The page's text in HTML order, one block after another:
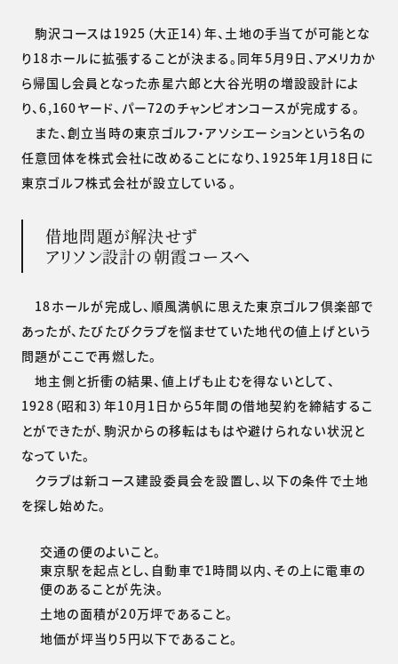
駒沢コースは1925（大正14）年、土地の手当てが可能とな
り18ホールに拡張することが決まる。同年5月9日、アメリカか
ら帰国し会員となった赤星六郎と大谷光明の増設設計によ
り、6,160ヤード、パー72のチャンピオンコースが完成する。
また、創立当時の東京ゴルフ・アソシエーションという名の
任意団体を株式会社に改めることになり、1925年1月18日に
東京ゴルフ株式会社が設立している。
借地問題が解決せず
アリソン設計の朝霞コースへ
18ホールが完成し、順風満帆に思えた東京ゴルフ倶楽部で
あったが、たびたびクラブを悩ませていた地代の値上げという
問題がここで再燃した。
地主側と折衝の結果、値上げも止むを得ないとして、
1928（昭和3）年10月1日から5年間の借地契約を締結するこ
とができたが、駒沢からの移転はもはや避けられない状況と
なっていた。
クラブは新コース建設委員会を設置し、以下の条件で土地
を探し始めた。
交通の便のよいこと。
東京駅を起点とし、自動車で1時間以内、その上に電車の
便のあることが先決。
土地の面積が20万坪であること。
地価が坪当り5円以下であること。